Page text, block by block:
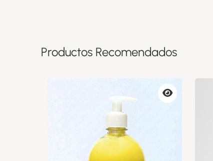
Productos Recomendados
Vista